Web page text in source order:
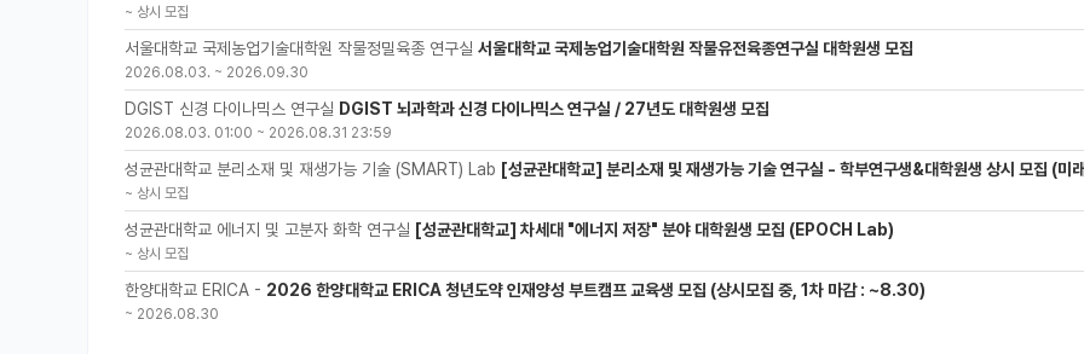
~ 상시 모집
서울대학교 국제농업기술대학원 작물정밀육종 연구실 서울대학교 국제농업기술대학원 작물유전육종연구실 대학원생 모집
2026.08.03. ~ 2026.09.30
DGIST 신경 다이나믹스 연구실 DGIST 뇌과학과 신경 다이나믹스 연구실 / 27년도 대학원생 모집
2026.08.03. 01:00 ~ 2026.08.31 23:59
성균관대학교 분리소재 및 재생가능 기술 (SMART) Lab [성균관대학교] 분리소재 및 재생가능 기술 연구실 - 학부연구생&대학원생 상시 모집 (미래에
~ 상시 모집
성균관대학교 에너지 및 고분자 화학 연구실 [성균관대학교] 차세대 "에너지 저장" 분야 대학원생 모집 (EPOCH Lab)
~ 상시 모집
한양대학교 ERICA - 2026 한양대학교 ERICA 청년도약 인재양성 부트캠프 교육생 모집 (상시모집 중, 1차 마감 : ~8.30)
~ 2026.08.30